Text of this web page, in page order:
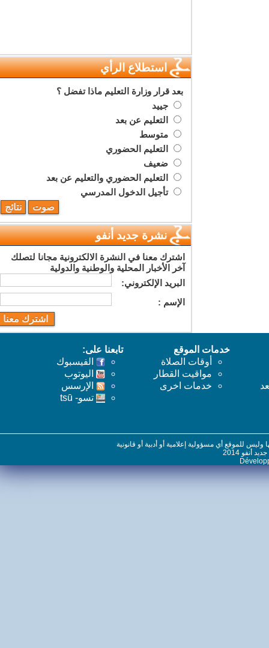
استطلاع الرأي
بعد قرار وزارة التعليم ماذا تفضل ؟
جييد
التعليم عن بعد
متوسط
التعليم الحضوري
ضعيف
التعليم الحضوري والتعليم عن بعد
تأجيل الدخول المدرسي
نشرة جديد أنفو
اشترك معنا في النشرة الالكترونية مجانا لتصلك
آخر الأخبار المحلية والوطنية والدولية
البريد اﻹلكتروني:
اﻹسم :
خدمات الموقع
أوقات الصلاة
مواقيت القطار
خدمات اخرى
تابعنا على:
الفيسبوك
اليوتوب
اﻹرسس
تسو- tsū
للموقع أي مسؤولية إعلامية أو أدبية أو قانونية
2014